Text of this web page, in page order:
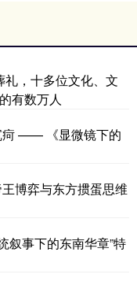
，十多位文化、文
有数万人
疴 —— 《显微镜下的
博弈与东方掼蛋思维
叙事下的东南华章”特